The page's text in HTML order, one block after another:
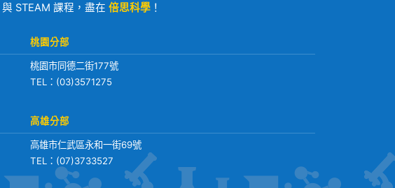
與 STEAM 課程，盡在 倍思科學 ！
桃園分部
桃園市同德二街177號
TEL： (03)3571275
高雄分部
高雄市仁武區永和一街69號
TEL： (07)3733527